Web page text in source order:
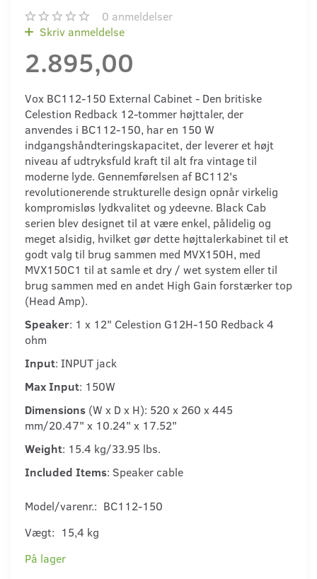
0 anmeldelser
Skriv anmeldelse
2.895,00
Vox BC112-150 External Cabinet - Den britiske
Celestion Redback 12-tommer højttaler, der
anvendes i BC112-150, har en 150 W
indgangshåndteringskapacitet, der leverer et højt
niveau af udtryksfuld kraft til alt fra vintage til
moderne lyde. Gennemførelsen af ​​BC112's
revolutionerende strukturelle design opnår virkelig
kompromisløs lydkvalitet og ydeevne. Black Cab
serien blev designet til at være enkel, pålidelig og
meget alsidig, hvilket gør dette højttalerkabinet til et
godt valg til brug sammen med MVX150H, med
MVX150C1 til at samle et dry / wet system eller til
brug sammen med en andet High Gain forstærker top
(Head Amp).
Speaker: 1 x 12" Celestion G12H-150 Redback 4
ohm
Input: INPUT jack
Max Input: 150W
Dimensions (W x D x H): 520 x 260 x 445
mm/20.47" x 10.24" x 17.52"
Weight: 15.4 kg/33.95 lbs.
Included Items: Speaker cable
Model/varenr.: BC112-150
Vægt: 15,4 kg
På lager